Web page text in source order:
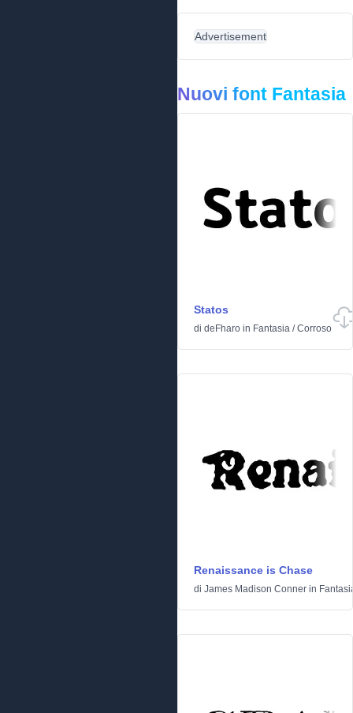
Advertisement
Nuovi font Fantasia
Statos
di deFharo in Fantasia /Corroso
Renaissance is Chase
di James Madison Conner in